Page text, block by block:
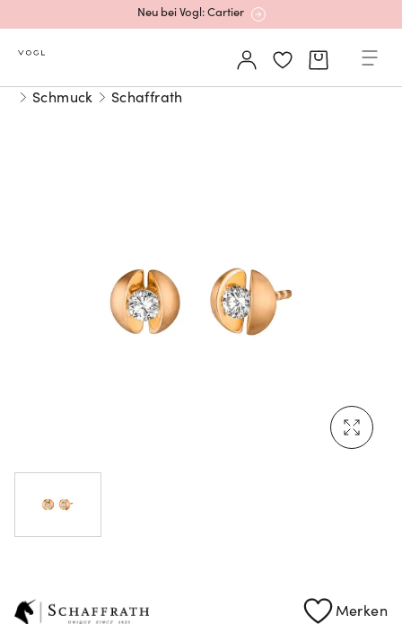
Neu bei Vogl: Cartier
Mehr erfahren: Ikonische Uhren von Cartier
Schmuck Schaffrath
Merken